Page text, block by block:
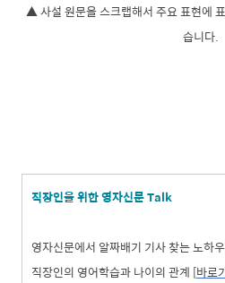
▲ 사설 원문을 스크랩해서 주요 표현에
습니다.
직장인을 위한 영자신문 Talk
영자신문에서 알짜배기 기사 찾는 노하
직장인의 영어학습과 나이의관계 [바로